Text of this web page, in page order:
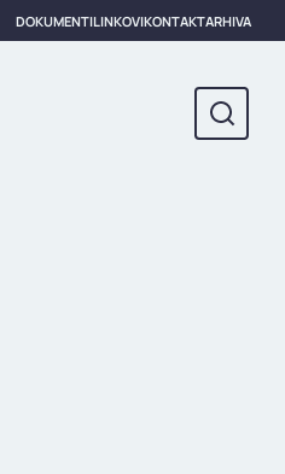
DOKUMENTILINKOVIKONTAKTARHIVA